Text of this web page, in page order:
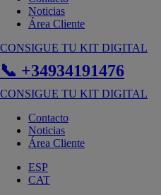
Noticias
Área Cliente
CONSIGUE TU KIT DIGITAL
📞 +34934191476
CONSIGUE TU KIT DIGITAL
Contacto
Noticias
Área Cliente
ESP
CAT